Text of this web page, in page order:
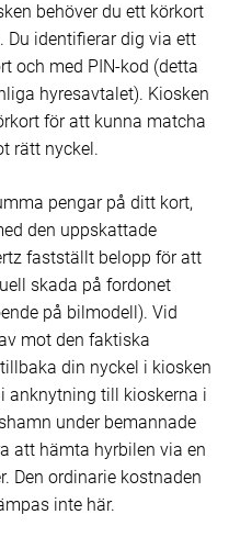
behöver du ett körkort
Du identifierar dig via ett
och med PIN-kod (detta
hyresavtalet). Kiosken
för att kunna matcha
rätt nyckel.
pengar på ditt kort,
den uppskattade
fastställt belopp för att
skada på fordonet
på bilmodell). Vid
mot den faktiska
din nyckel i kiosken
anknytning till kioskerna i
under bemannade
att hämta hyrbilen via en
Den ordinarie kostnaden
inte här.